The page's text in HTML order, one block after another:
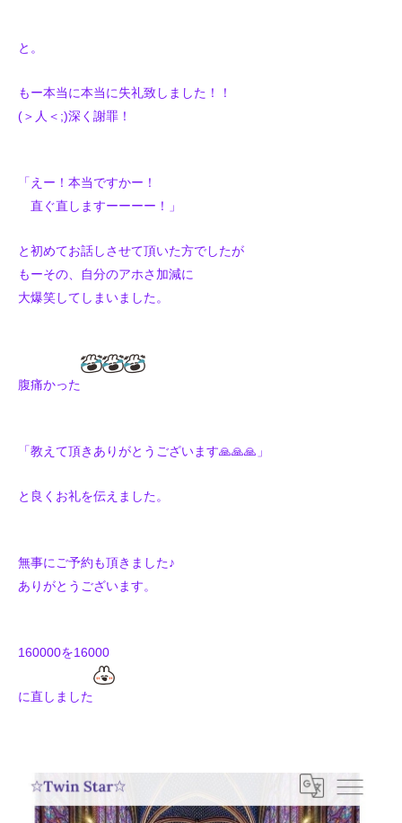
と。
もー本当に本当に失礼致しました！！
(＞人＜;)深く謝罪！
「えー！本当ですかー！
直ぐ直しますーーーー！」
と初めてお話しさせて頂いた方でしたが
もーその、自分のアホさ加減に
大爆笑してしまいました。
腹痛かった
「教えて頂きありがとうございます🙏🙏🙏」
と良くお礼を伝えました。
無事にご予約も頂きました♪
ありがとうございます。
160000を16000
に直しました